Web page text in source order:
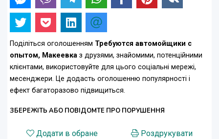
Поділіться оголошенням Требуются автомойщики с
опытом, Макеевка з друзями, знайомими, потенційними
клієнтами, використовуйте для цього соціальні мережі,
месенджери. Це додасть оголошенню популярності і
ефект багаторазово підвищиться.
ЗБЕРЕЖІТЬ АБО ПОВІДОМТЕ ПРО ПОРУШЕННЯ
Додати в обране
Роздрукувати